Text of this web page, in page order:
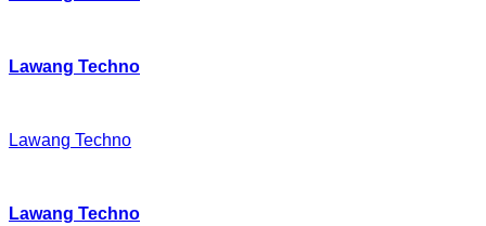
Lawang Techno
Lawang Techno
Lawang Techno